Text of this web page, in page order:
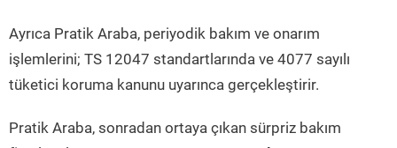
Ayrıca Pratik Araba, periyodik bakım ve onarım
işlemlerini; TS 12047 standartlarında ve 4077 sayılı
tüketici koruma kanunu uyarınca gerçekleştirir.
Pratik Araba, sonradan ortaya çıkan sürpriz bakım